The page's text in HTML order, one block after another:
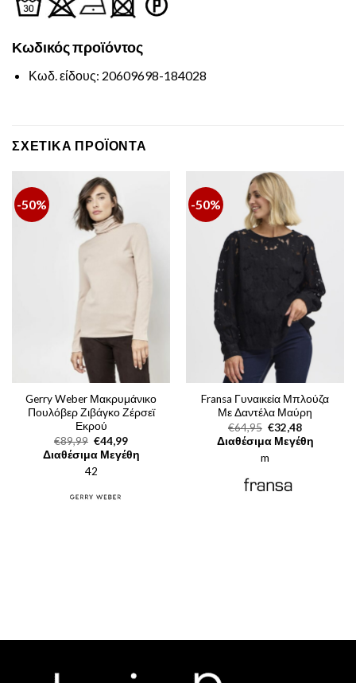
Κωδικόςπροϊόντος
Κωδ. είδους: 20609698-184028
ΣΧΕΤΙΚΆ ΠΡΟΪΌΝΤΑ
-50%
Gerry Weber Μακρυμάνικο
Πουλόβερ Ζιβάγκο Ζέρσεϊ
Εκρού
€89,99 Original
price
was:
€89,99.
€44,99Η
τρέχουσα
τιμή
Διαθέσιμα Μεγέθη
42
-50%
Fransa Γυναικεία Μπλούζα
Με Δαντέλα Μαύρη
€64,95 Original
price
was:
€64,95.
€32,48Η
τρέχουσα
τιμή
Διαθέσιμα Μεγέθη
m